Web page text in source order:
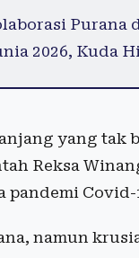
Purana
2026, Kuda
yang tak
Reksa
pandemi Covid-
namun